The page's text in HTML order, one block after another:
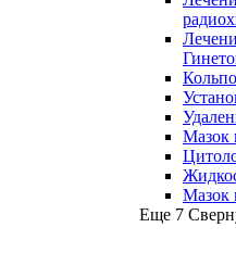
Мазок
Мазок
Еще 7